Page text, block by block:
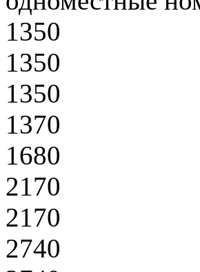
1350
1350
1350
1370
1680
2170
2170
2740